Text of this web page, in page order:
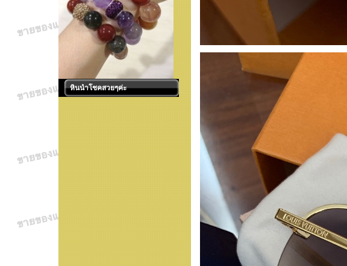
หินนำโชคสวยๆค่ะ